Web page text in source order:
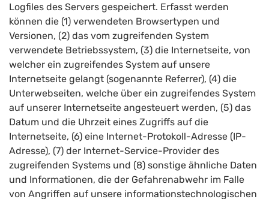
Logfiles des Servers gespeichert. Erfasst werden
können die (1) verwendeten Browsertypen und
Versionen, (2) das vom zugreifenden System
verwendete Betriebssystem, (3) die Internetseite, von
welcher ein zugreifendes System auf unsere
Internetseite gelangt (sogenannte Referrer), (4) die
Unterwebseiten, welche über ein zugreifendes System
auf unserer Internetseite angesteuert werden, (5) das
Datum und die Uhrzeit eines Zugriffs auf die
Internetseite, (6) eine Internet-Protokoll-Adresse (IP-
Adresse), (7) der Internet-Service-Provider des
zugreifenden Systems und (8) sonstige ähnliche Daten
und Informationen, die der Gefahrenabwehr im Falle
von Angriffen auf unsere informationstechnologischen